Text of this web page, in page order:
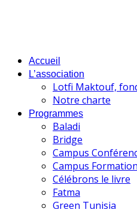
Accueil
L’association
Lotfi Maktouf,
Notre charte
Programmes
Baladi
Bridge
Campus
Campus Formation
Célébrons le livre
Fatma
Green Tunisia